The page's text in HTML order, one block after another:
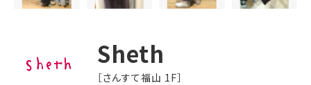
Sheth
［さんすて福山 1F］